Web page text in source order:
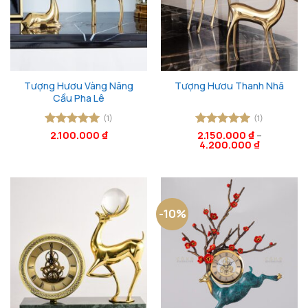
Tượng Hươu Vàng Nâng
Cầu Pha Lê
Được xếp
(1)
2.100.000 ₫
Tượng Hươu Thanh Nhã
Được xếp
hạng55
(1)
2.150.000 ₫–
4.200.000 ₫
-10%